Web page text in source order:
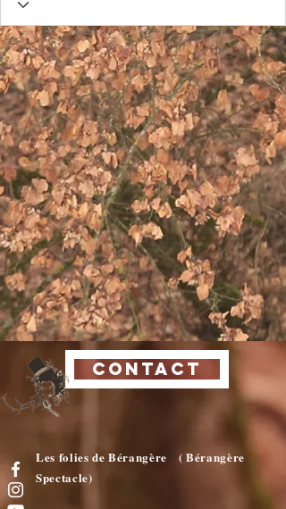
CONTACT
Les folies de Bérangère ( Bérangère
Spectacle)